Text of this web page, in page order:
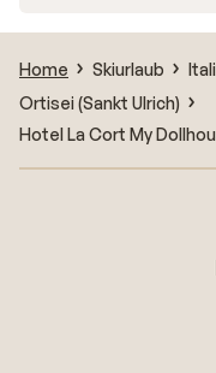
Home Skiurlaub
Ortisei (Sankt Ulrich)
Hotel La Cort My